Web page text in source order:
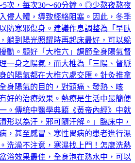
5次，每次30～60分鐘。◎少熬夜熬夜
侵人體，導致經絡阻塞。因此，冬季
防寒邪傷身。建議作息調整為「早臥
躺到陽光照耀時再起床最好，可以躲
動。顧好「大椎穴」調節全身陽氣督
一身之陽氣，而大椎為「三陽、督脈
的陽氣都在大椎穴處交匯。針灸推拿
身陽氣的目的，對頭痛、發熱、咳
好的治療效果。熱療是生活中最簡便
。傳統中醫學典籍《黃帝內經》中就
形以為汗，邪可隨汗解。」臨床中，
，甚至感冒、寒性胃病的患者進行濕
洗澡不注意，寒濕找上門！怎麼洗熱
浴效果最佳，全身泡在熱水中，可以